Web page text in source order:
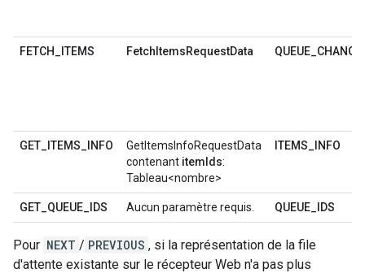
FETCH_ITEMS FetchItemsRequestData QUEUE_CHANGE
GET_ITEMS_INFO
GetItemsInfoRequestData
contenant itemIds:
Tableau<nombre>
ITEMS_INFO
GET_QUEUE_IDS Aucun paramètre requis. QUEUE_IDS
Pour NEXT / PREVIOUS , si la représentation de la file
d'attente existante sur le récepteur Web n'a pas plus